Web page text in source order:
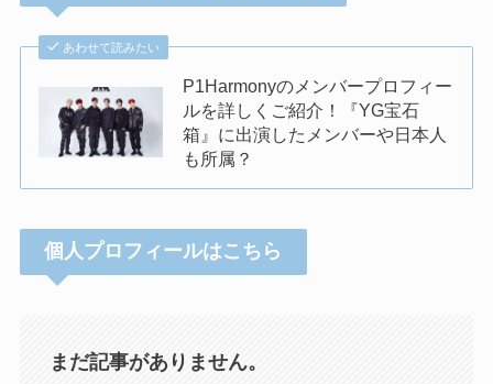
あわせて読みたい
P1Harmonyのメンバープロフィー
ルを詳しくご紹介！『YG宝石
箱』に出演したメンバーや日本人
も所属？
個人プロフィールはこちら
まだ記事がありません。